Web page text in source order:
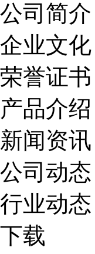
公司简介
企业文化
荣誉证书
产品介绍
新闻资讯
公司动态
行业动态
下载